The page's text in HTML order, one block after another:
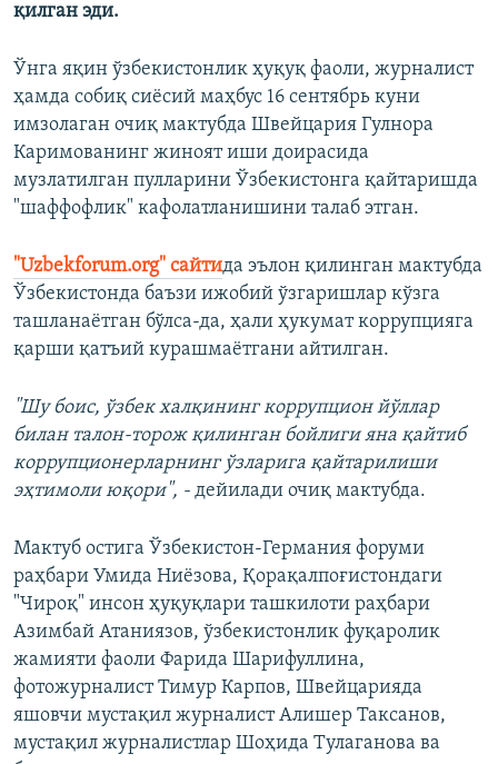
қилган эди.
Ўнга яқин ўзбекистонлик ҳуқуқ фаоли, журналист
ҳамда собиқ сиёсий маҳбус 16 сентябрь куни
имзолаган очиқ мактубда Швейцария Гулнора
Каримованинг жиноят иши доирасида
музлатилган пулларини Ўзбекистонга қайтаришда
"шаффофлик" кафолатланишини талаб этган.
"Uzbekforum.org" сайтида эълон қилинган мактубда
Ўзбекистонда баъзи ижобий ўзгаришлар кўзга
ташланаётган бўлса-да, ҳали ҳукумат коррупцияга
қарши қатъий курашмаётгани айтилган.
"Шу боис, ўзбек халқининг коррупцион йўллар
билан талон-торож қилинган бойлиги яна қайтиб
коррупционерларнинг ўзларига қайтарилиши
эҳтимоли юқори", - дейилади очиқ мактубда.
Мактуб остига Ўзбекистон-Германия форуми
раҳбари Умида Ниёзова, Қорақалпоғистондаги
"Чироқ" инсон ҳуқуқлари ташкилоти раҳбари
Азимбай Атаниязов, ўзбекистонлик фуқаролик
жамияти фаоли Фарида Шарифуллина,
фотожурналист Тимур Карпов, Швейцарияда
яшовчи мустақил журналист Алишер Таксанов,
мустақил журналистлар Шоҳида Тулаганова ва